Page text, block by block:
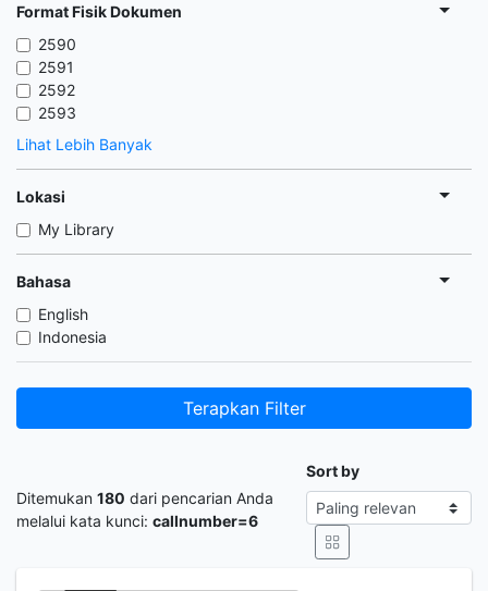
Format Fisik Dokumen
2590
2591
2592
2593
Lihat Lebih Banyak
Lokasi
My Library
Bahasa
English
Indonesia
Terapkan Filter
Ditemukan 180 dari pencarian Anda
melalui kata kunci: callnumber=6
Sort by